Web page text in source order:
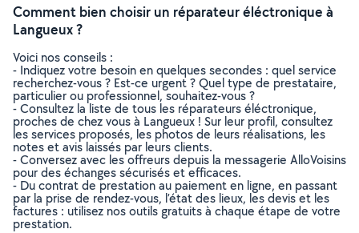
Comment bien choisir un réparateur éléctronique à
Langueux ?
Voici nos conseils :
- Indiquez votre besoin en quelques secondes : quel service
recherchez-vous ? Est-ce urgent ? Quel type de prestataire,
particulier ou professionnel, souhaitez-vous ?
- Consultez la liste de tous les réparateurs éléctronique,
proches de chez vous à Langueux ! Sur leur profil, consultez
les services proposés, les photos de leurs réalisations, les
notes et avis laissés par leurs clients.
- Conversez avec les offreurs depuis la messagerie AlloVoisins
pour des échanges sécurisés et efficaces.
- Du contrat de prestation au paiement en ligne, en passant
par la prise de rendez-vous, l’état des lieux, les devis et les
factures : utilisez nos outils gratuits à chaque étape de votre
prestation.